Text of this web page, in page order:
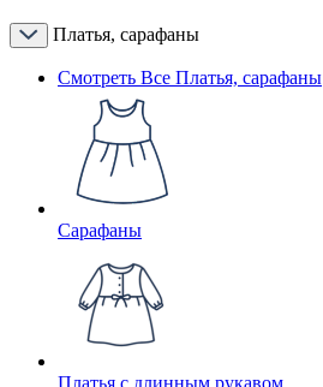
Платья, сарафаны
Смотреть Все Платья, сарафаны
Сарафаны
Платья с длинным рукавом